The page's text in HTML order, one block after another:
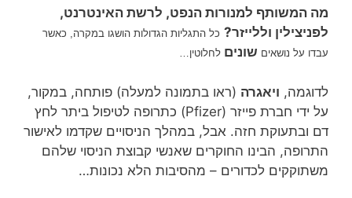
מה המשותף למנורות הנפט, לרשת האינטרנט,
לפניצילין וללייזר? כל התגליות הגדולות הושגו במקרה, כאשר
עבדו על נושאים שונים לחלוטין…
לדוגמה, ויאגרה (ראו בתמונה למעלה) פותחה, במקור,
על ידי חברת פייזר (Pfizer) כתרופה לטיפול ביתר לחץ
דם ובתעוקת חזה. אבל, במהלך הניסויים שקדמו לאישור
התרופה, הבינו החוקרים שאנשי קבוצת הניסוי שלהם
משתוקקים לכדורים – מהסיבות הלא נכונות…